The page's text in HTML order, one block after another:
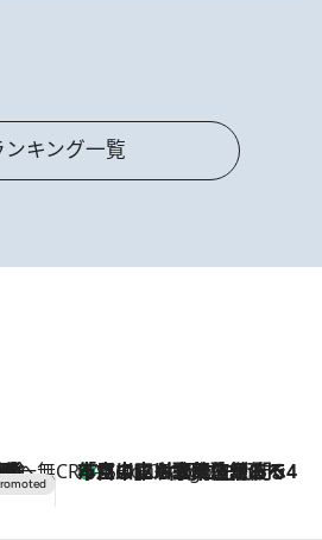
ンキング一覧
場所へ
湯」で体験 CREA'S CHOICE
4 Hours Ago
「立川にも歌舞伎があるんだよ」 片岡仁左衛門・市川中車ら豪華座組みで4年目の立川立飛歌舞伎へ